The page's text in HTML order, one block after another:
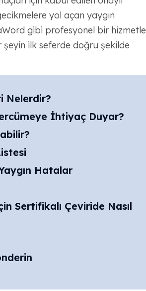
yol açan yaygın
gibi profesyonel bir hizmetle
şeyin ilk seferde doğru şekilde
Nelerdir?
İhtiyaç Duyar?
Hatalar
Sertifikalı Çeviride Nasıl